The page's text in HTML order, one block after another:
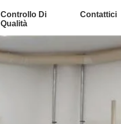
Controllo Di
Qualità
Contattici